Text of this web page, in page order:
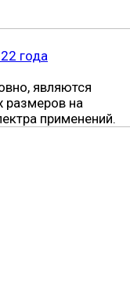
года
являются
размеров на
применений.